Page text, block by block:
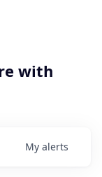
with
My alerts